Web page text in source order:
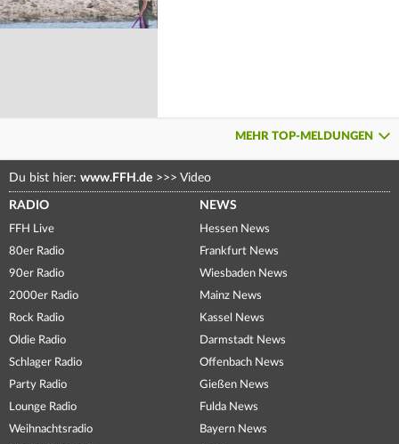
MEHR TOP-MELDUNGEN
Du bist hier: www.FFH.de >>> Video
RADIO
FFH Live
80er Radio
90er Radio
2000er Radio
Rock Radio
Oldie Radio
Schlager Radio
Party Radio
Lounge Radio
Weihnachtsradio
NEWS
Hessen News
Frankfurt News
Wiesbaden News
Mainz News
Kassel News
Darmstadt News
Offenbach News
Gießen News
Fulda News
Bayern News